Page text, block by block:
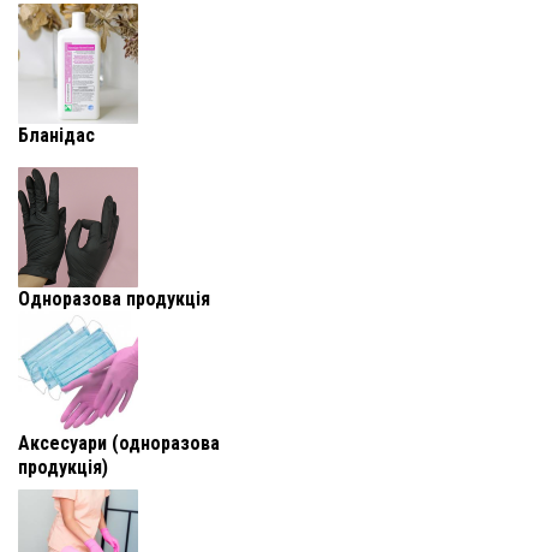
Бланідас
Одноразова продукція
Аксесуари (одноразова
продукція)